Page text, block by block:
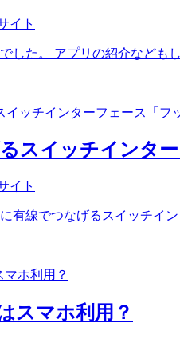
イト
した。 アプリの紹介など
スイッチインタ
イト
有線でつなげるスイッチイ
スマホ利用？